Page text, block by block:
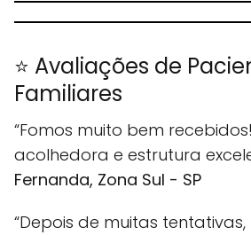
⭐ Avaliações de
Familiares
“Fomos muito bem
acolhedora e estrutura
Fernanda, Zona Sul - SP
“Depois de muitas